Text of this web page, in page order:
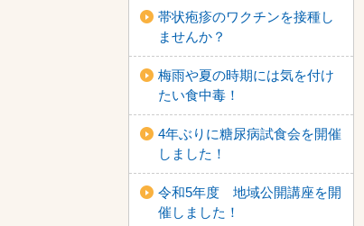
帯状疱疹のワクチンを接種し
ませんか？
梅雨や夏の時期には気を付け
たい食中毒！
4年ぶりに糖尿病試食会を開催
しました！
令和5年度 地域公開講座を開
催しました！